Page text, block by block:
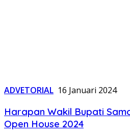
ADVETORIAL 16 Januari 2024
Harapan Wakil Bupati
Open House 2024